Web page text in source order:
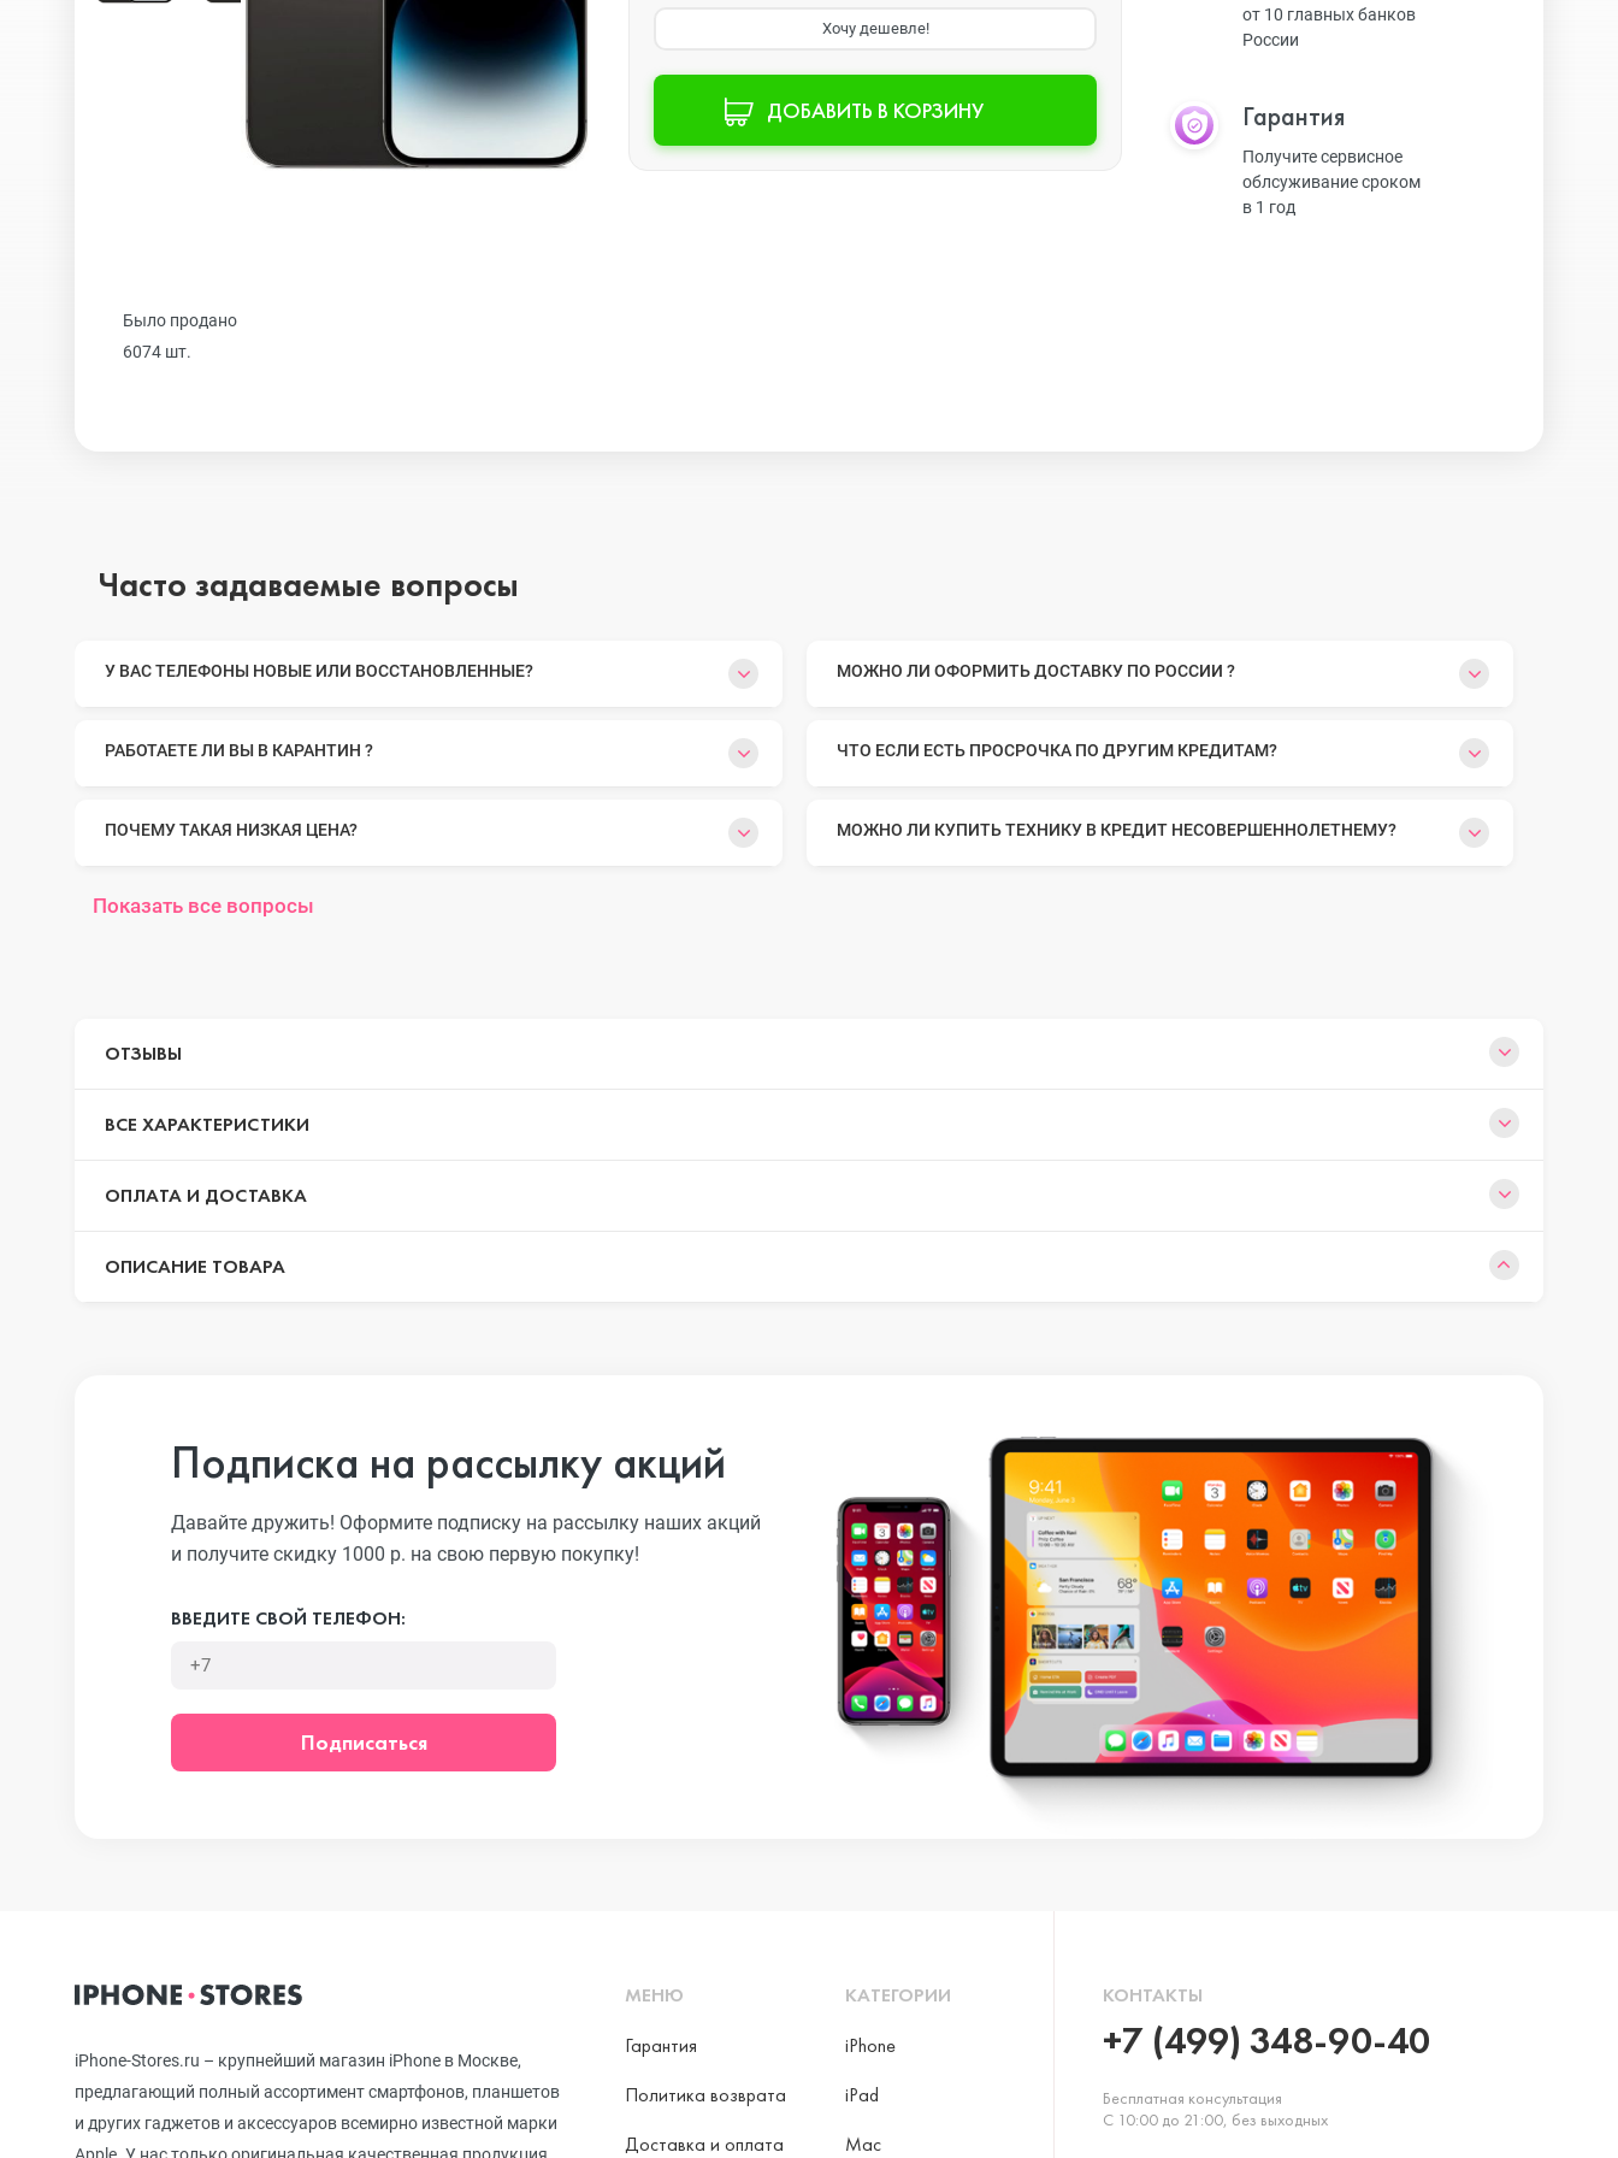
iPhone 16
iPhone 15 Pro
iPhone 14
iPhone 13
iPhone 12 Pro
iPhone 11 Pro Max
iPhone XS Max
Watch SE 2
Хочу дешевле!
ДОБАВИТЬ В КОРЗИНУ
Было продано
6074 шт.
от 10 главных банков
России
Гарантия
Получите сервисное
облсуживание сроком
в 1 год
Часто задаваемые вопросы
У ВАС ТЕЛЕФОНЫ НОВЫЕ ИЛИ ВОССТАНОВЛЕННЫЕ?
РАБОТАЕТЕ ЛИ ВЫ В КАРАНТИН ?
ПОЧЕМУ ТАКАЯ НИЗКАЯ ЦЕНА?
МОЖНО ЛИ ОФОРМИТЬ ДОСТАВКУ ПО РОССИИ ?
ЧТО ЕСЛИ ЕСТЬ ПРОСРОЧКА ПО ДРУГИМ КРЕДИТАМ?
МОЖНО ЛИ КУПИТЬ ТЕХНИКУ В КРЕДИТ НЕСОВЕРШЕННОЛЕТНЕМУ?
Показать все вопросы
ОТЗЫВЫ
ВСЕ ХАРАКТЕРИСТИКИ
ОПЛАТА И ДОСТАВКА
ОПИСАНИЕ ТОВАРА
Подписка на рассылку акций
Давайте дружить! Оформите подписку на рассылку наших акций
и получите скидку 1000 р. на свою первую покупку!
ВВЕДИТЕ СВОЙ ТЕЛЕФОН:
Подписаться
iPhone-Stores.ru – крупнейший магазин iPhone в Москве,
предлагающий полный ассортимент смартфонов, планшетов
и других гаджетов и аксессуаров всемирно известной марки
Apple. У нас только оригинальная качественная продукция,
МЕНЮ
Гарантия
Политика возврата
Доставка и оплата
КАТЕГОРИИ
iPhone
iPad
Mac
КОНТАКТЫ
+7 (499) 348-90-40
Бесплатная консультация
С 10:00 до 21:00, без выходных